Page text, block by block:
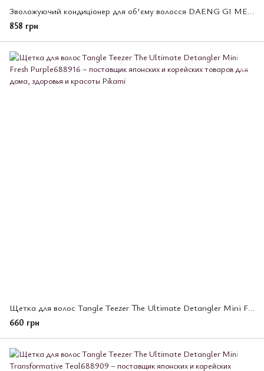
Зволожуючий кондиціонер для об'єму волосся DAENG GI MEO RI GLAMO Keratin Treatment(095570)
858 грн
Щетка для волос Tangle Teezer The Ultimate Detangler Mini Fresh Purple
660 грн